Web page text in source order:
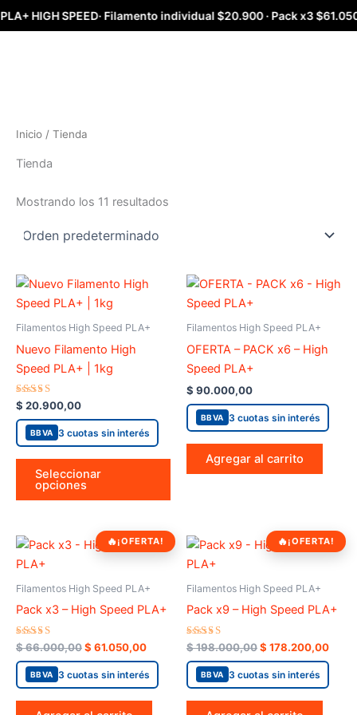
Ir
al
HIGH SPEED· Filamento individual $20.900 · Pack x3
Inicio / Tienda
Tienda
Mostrando los 11 resultados
Filamentos High Speed PLA+
Nuevo Filamento High
Speed PLA+ | 1kg
Valorado
en
4.00
de 5
$ 20.900,00
BBVA 3 cuotas sin interés
Seleccionar
opciones
This
product
has
options
chosen
page
Filamentos High Speed PLA+
OFERTA – PACK x6 – High
Speed PLA+
$ 90.000,00
BBVA 3 cuotas sin interés
Agregar al carrito
¡OFERTA!
Filamentos High Speed PLA+
Pack x3 – High Speed PLA+
Valorado
en
5.00
de 5
$66.000,00
Original
price
$ 61.050,00
Current
price
BBVA 3 cuotas sin interés
¡OFERTA!
Filamentos High Speed PLA+
Pack x9 – High Speed PLA+
Valorado
en
5.00
de 5
$198.000,00
Original
price
$ 178.200,00
price
BBVA 3 cuotas sin interés